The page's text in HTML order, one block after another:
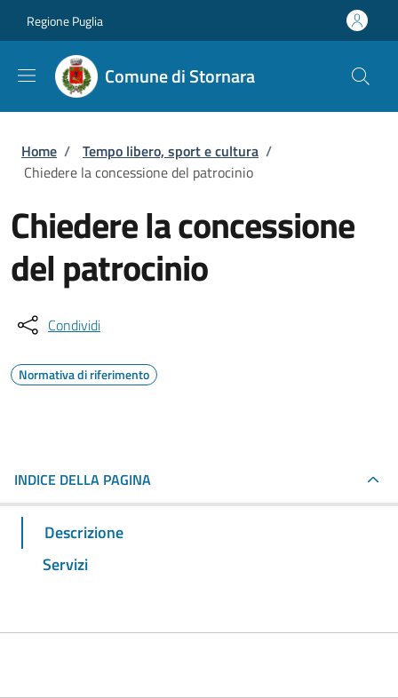
Regione Puglia
Comune di Stornara
Briciole di pane
Home / Tempo libero, sport e cultura /
Chiedere la concessione del patrocinio
Chiedere la concessione
del patrocinio
Condividi
Normativa di riferimento
INDICE DELLA PAGINA
Descrizione
Servizi